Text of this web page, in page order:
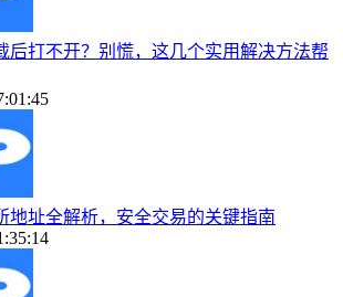
后打不开？别慌，这几个实用解决方法帮
地址全解析，安全交易的关键指南